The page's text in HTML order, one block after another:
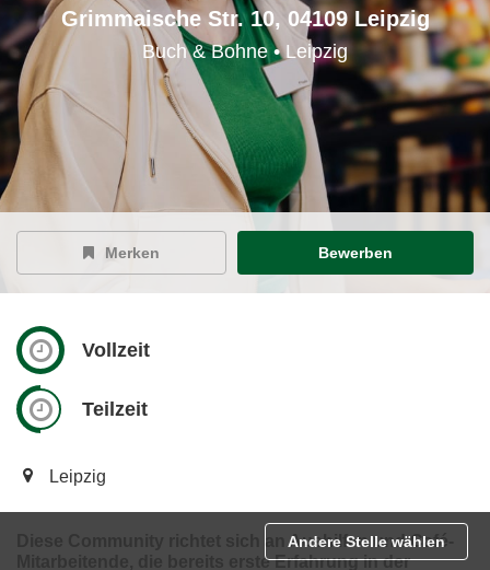
Grimmaische Str. 10, 04109 Leipzig
Buch & Bohne • Leipzig
Merken Bewerben
Vollzeit
Teilzeit
Leipzig
Diese Community richtet sich an Aushilfen und Café-
Mitarbeitende, die bereits erste Erfahrung in der
Andere Stelle wählen